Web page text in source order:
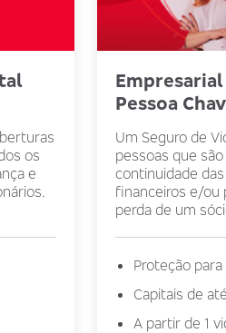
os
e
Pessoa
Um Seguro de
pessoas que
continuidade
financeiros e/ou
perda de um
Proteção para
Capitais de
A partir de 1